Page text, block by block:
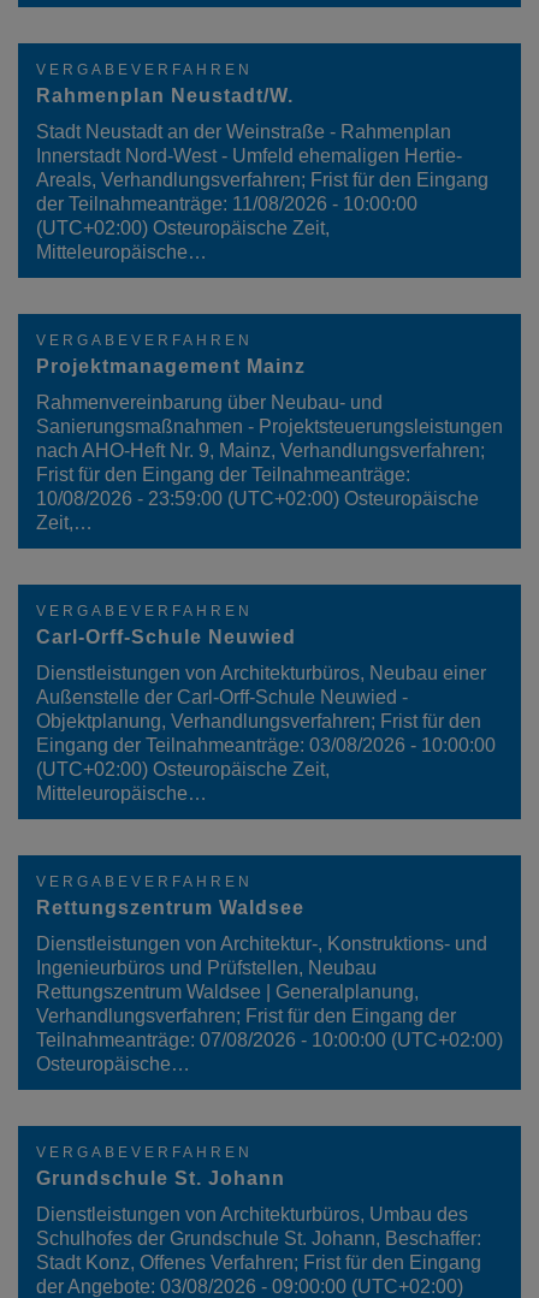
VERGABEVERFAHREN
Rahmenplan Neustadt/W.
Stadt Neustadt an der Weinstraße - Rahmenplan
Innerstadt Nord-West - Umfeld ehemaligen Hertie-
Areals, Verhandlungsverfahren; Frist für den Eingang
der Teilnahmeanträge: 11/08/2026 - 10:00:00
(UTC+02:00) Osteuropäische Zeit,
Mitteleuropäische…
VERGABEVERFAHREN
Projektmanagement Mainz
Rahmenvereinbarung über Neubau- und
Sanierungsmaßnahmen - Projektsteuerungsleistungen
nach AHO-Heft Nr. 9, Mainz, Verhandlungsverfahren;
Frist für den Eingang der Teilnahmeanträge:
10/08/2026 - 23:59:00 (UTC+02:00) Osteuropäische
Zeit,…
VERGABEVERFAHREN
Carl-Orff-Schule Neuwied
Dienstleistungen von Architekturbüros, Neubau einer
Außenstelle der Carl-Orff-Schule Neuwied -
Objektplanung, Verhandlungsverfahren; Frist für den
Eingang der Teilnahmeanträge: 03/08/2026 - 10:00:00
(UTC+02:00) Osteuropäische Zeit,
Mitteleuropäische…
VERGABEVERFAHREN
Rettungszentrum Waldsee
Dienstleistungen von Architektur-, Konstruktions- und
Ingenieurbüros und Prüfstellen, Neubau
Rettungszentrum Waldsee | Generalplanung,
Verhandlungsverfahren; Frist für den Eingang der
Teilnahmeanträge: 07/08/2026 - 10:00:00 (UTC+02:00)
Osteuropäische…
VERGABEVERFAHREN
Grundschule St. Johann
Dienstleistungen von Architekturbüros, Umbau des
Schulhofes der Grundschule St. Johann, Beschaffer:
Stadt Konz, Offenes Verfahren; Frist für den Eingang
der Angebote: 03/08/2026 - 09:00:00 (UTC+02:00)